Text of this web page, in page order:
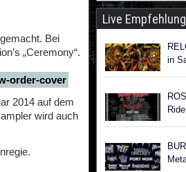
Bei
„Ceremony“.
order-cover
2014 auf dem
wird auch
Live Empfehlung
in